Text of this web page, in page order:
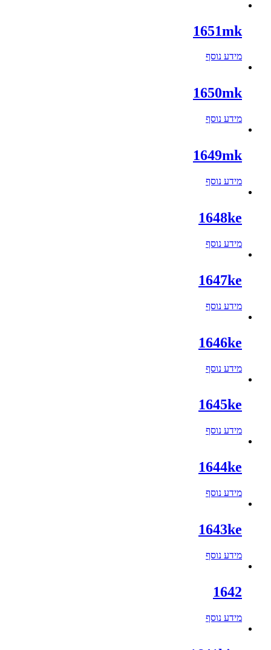
1651mk
מידע נוסף
1650mk
מידע נוסף
1649mk
מידע נוסף
1648ke
מידע נוסף
1647ke
מידע נוסף
1646ke
מידע נוסף
1645ke
מידע נוסף
1644ke
מידע נוסף
1643ke
מידע נוסף
1642
מידע נוסף